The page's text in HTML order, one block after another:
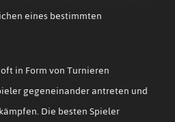
eines bestimmten
in Form von Turnieren
gegeneinander antreten und
Die besten Spieler